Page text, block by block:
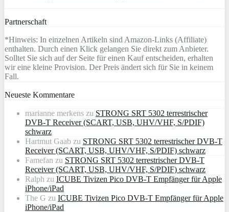
Partnerschaft
*Hinweis: In einzelnen Artikeln sind Amazon-Links (Affiliate)
enthalten. Durch einen Klick gelangen Sie direkt zum Anbieter.
Solltet Sie sich auf der Seite für einen Kauf entscheiden, erhalten
wir eine kleine Provision. Der Preis ändert sich für Sie in keinem
Fall.
Neueste Kommentare
marianne merkens zu STRONG SRT 5302 terrestrischer
DVB-T Receiver (SCART, USB, UHV/VHF, S/PDIF)
schwarz
Hartmut Gaab zu STRONG SRT 5302 terrestrischer DVB-T
Receiver (SCART, USB, UHV/VHF, S/PDIF) schwarz
Famefan zu STRONG SRT 5302 terrestrischer DVB-T
Receiver (SCART, USB, UHV/VHF, S/PDIF) schwarz
Ralph zu ICUBE Tivizen Pico DVB-T Empfänger für Apple
iPhone/iPad
The G zu ICUBE Tivizen Pico DVB-T Empfänger für Apple
iPhone/iPad